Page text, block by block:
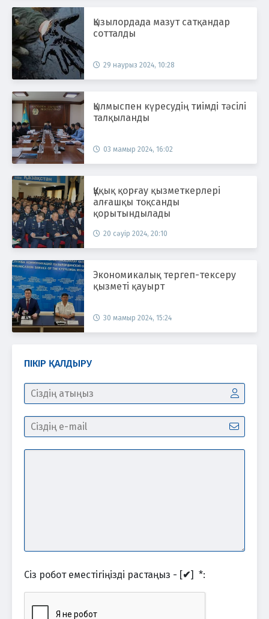
Қызылордада мазут сатқандар
сотталды
29 наурыз 2024, 10:28
Қылмыспен күресудің тиімді тәсілі
талқыланды
03 мамыр 2024, 16:02
Құқық қорғау қызметкерлері
алғашқы тоқсанды
қорытындылады
20 сәуір 2024, 20:10
Экономикалық тергеп-тексеру
қызметі қауырт
30 мамыр 2024, 15:24
ПІКІР ҚАЛДЫРУ
Сіз робот еместігіңізді растаңыз - [✔] *: